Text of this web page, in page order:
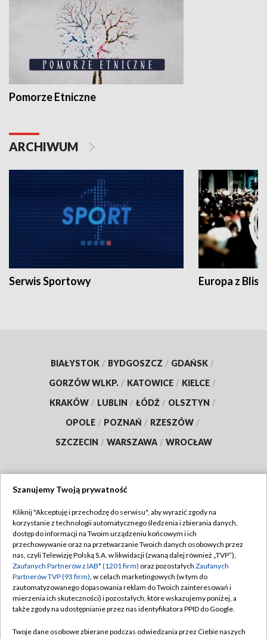
Pomorze Etniczne
ARCHIWUM
Serwis Sportowy Europa z
BIAŁYSTOK / BYDGOSZCZ / GDAŃSK /
GORZÓW WLKP. / KATOWICE / KIELCE /
KRAKÓW / LUBLIN / ŁÓDŹ / OLSZTYN /
OPOLE / POZNAŃ / RZESZÓW /
SZCZECIN / WARSZAWA / WROCŁAW
TVP
Abonament TVP
Emisja w TVP
Centrum informacji TVP
Naziemna Telewizja Cyfrowa
Regulamin TVP
Polityka prywatności
Moje zgody
Pomoc
Szanujemy Twoją prywatność
Kliknij "Akceptuję i przechodzę do serwisu", aby wyrazić zgody na
korzystanie z technologii automatycznego śledzenia i zbierania danych,
dostęp do informacji na Twoim urządzeniu końcowym i ich
przechowywanie oraz na przetwarzanie Twoich danych osobowych przez
nas, czyli Telewizję Polską S.A. w likwidacji (zwaną dalej również „TVP”),
Zaufanych Partnerów z IAB* (1201 firm) oraz pozostałych Zaufanych
Partnerów TVP (93 firm), w celach marketingowych (w tym do
zautomatyzowanego dopasowania reklam do Twoich zainteresowań i
mierzenia ich skuteczności) i pozostałych, które wskazujemy poniżej, a
także zgody na udostępnianie przez nas identyfikatora PPID do Google.
Twoje dane osobowe zbierane podczas odwiedzania przez Ciebie naszych